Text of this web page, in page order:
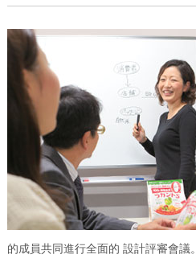
的成員共同進行全面的 設計評審會議。